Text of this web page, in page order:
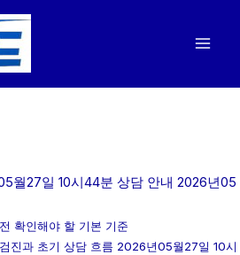
월27일 10시44분 상담 안내 2026년05
확인해야 할 기본 기준
진과 초기 상담 흐름 2026년05월27일 10시